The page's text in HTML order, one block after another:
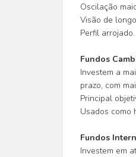
Oscilação
Visão de
Perfil arrojado.
Fundos
Investem a
prazo, com
Principal
Usados como
Fundos
Investem em